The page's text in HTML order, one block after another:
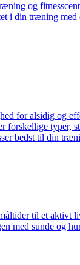
og
i din træning med
for alsidig og
forskellige typer,
bedst til din
til et aktivt
med sunde og